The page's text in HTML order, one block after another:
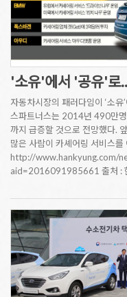
'소유'에서 '공유'로
자동차시장의 패러다임이 ‘소유
스파트너스는 2014년 490만
까지 급증할 것으로 전망했다.
많은 사람이 카셰어링 서비스
http://www.hankyung.com/
aid=2016091985661 출처 :